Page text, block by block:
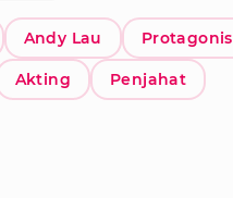
Andy Lau Protagonis
Akting Penjahat